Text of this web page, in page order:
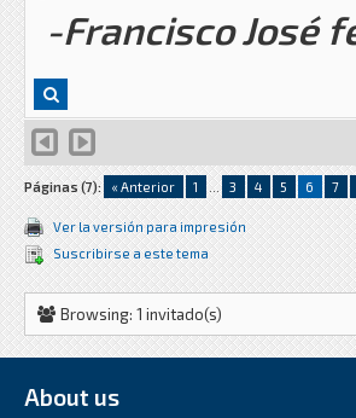
-Francisco José
Páginas (7): « Anterior 1 ... 3 4 5 6 7
Ver la versión para impresión
Suscribirse a este tema
Browsing: 1 invitado(s)
About us